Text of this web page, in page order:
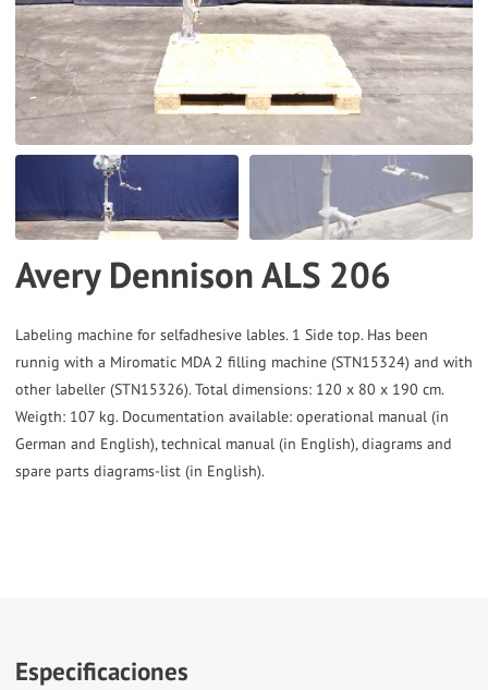
the
selected
search
result.
Touch
can
use
and
swipe
gestures.
Avery Dennison ALS 206
Labeling machine for selfadhesive lables. 1 Side top. Has been
runnig with a Miromatic MDA 2 filling machine (STN15324) and with
other labeller (STN15326). Total dimensions: 120 x 80 x 190 cm.
Weigth: 107 kg. Documentation available: operational manual (in
German and English), technical manual (in English), diagrams and
spare parts diagrams-list (in English).
Especificaciones